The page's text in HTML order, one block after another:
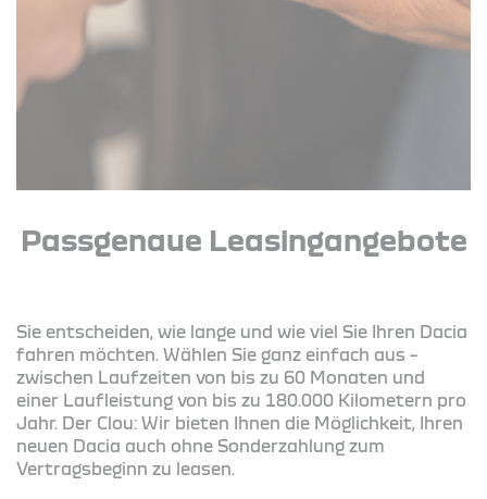
Passgenaue Leasingangebote
Sie entscheiden, wie lange und wie viel Sie Ihren Dacia
fahren möchten. Wählen Sie ganz einfach aus –
zwischen Laufzeiten von bis zu 60 Monaten und
einer Laufleistung von bis zu 180.000 Kilometern pro
Jahr. Der Clou: Wir bieten Ihnen die Möglichkeit, Ihren
neuen Dacia auch ohne Sonderzahlung zum
Vertragsbeginn zu leasen.